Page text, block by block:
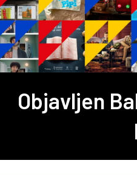
Objavljen